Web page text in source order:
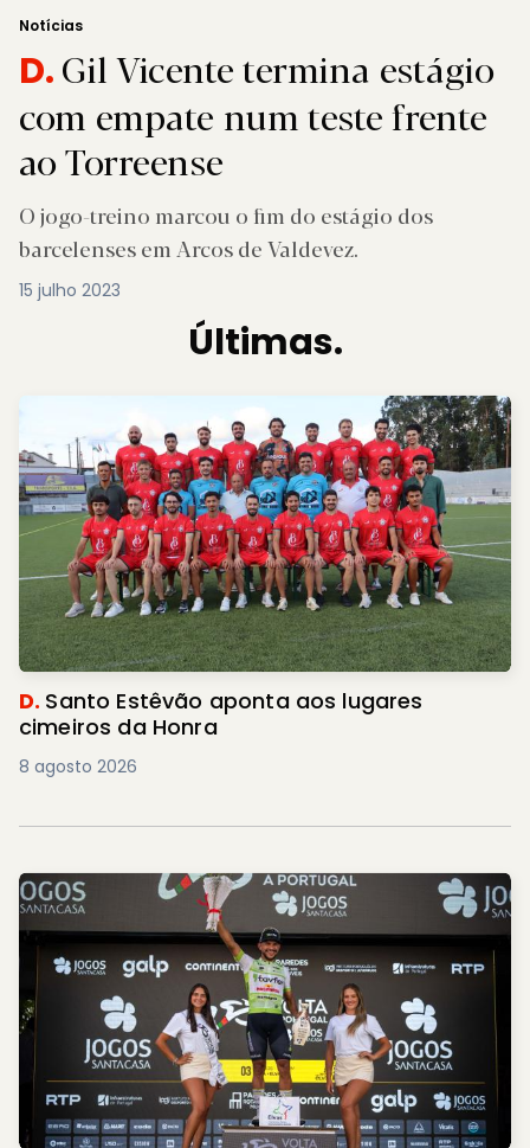
Notícias
D.Gil Vicente termina estágio
com empate num teste frente
ao Torreense
O jogo-treino marcou o fim do estágio dos
barcelenses em Arcos de Valdevez.
15 julho 2023
Últimas.
D. Santo Estêvão aponta aos lugares
cimeiros da Honra
8 agosto 2026